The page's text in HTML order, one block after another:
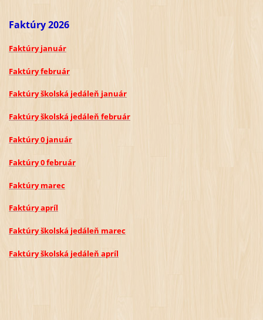
Faktúry 2026
Faktúryjanuár
Faktúryfebruár
Faktúry školská jedáleň január
Faktúry školská jedáleň február
Faktúry 0 január
Faktúry0 február
Faktúrymarec
Faktúryapríl
Faktúry školská jedáleň marec
Faktúry školská jedáleň apríl